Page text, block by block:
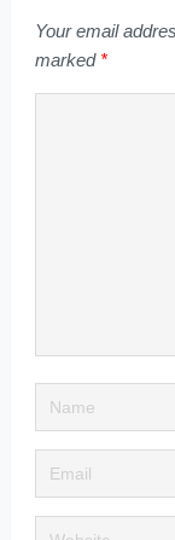
Your email
marked *